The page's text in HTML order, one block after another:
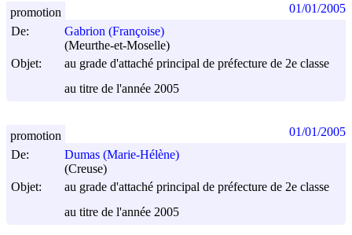
De:
Gabrion (Françoise)
(Meurthe-et-Moselle)
Objet:
au grade d'attaché principal de préfecture de 2e classe
au titre de l'année 2005
promotion 01/01/2005
De:
Dumas (Marie-Hélène)
(Creuse)
Objet:
au grade d'attaché principal de préfecture de 2e classe
au titre de l'année 2005
promotion 01/01/2005